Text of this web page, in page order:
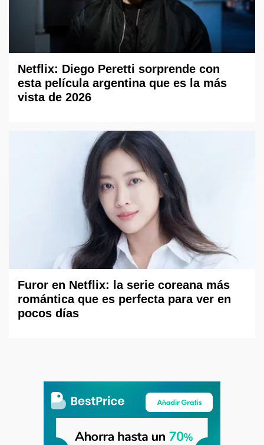
Netflix: Diego Peretti sorprende con
esta película argentina que es la más
vista de 2026
Furor en Netflix: la serie coreana más
romántica que es perfecta para ver en
pocos días